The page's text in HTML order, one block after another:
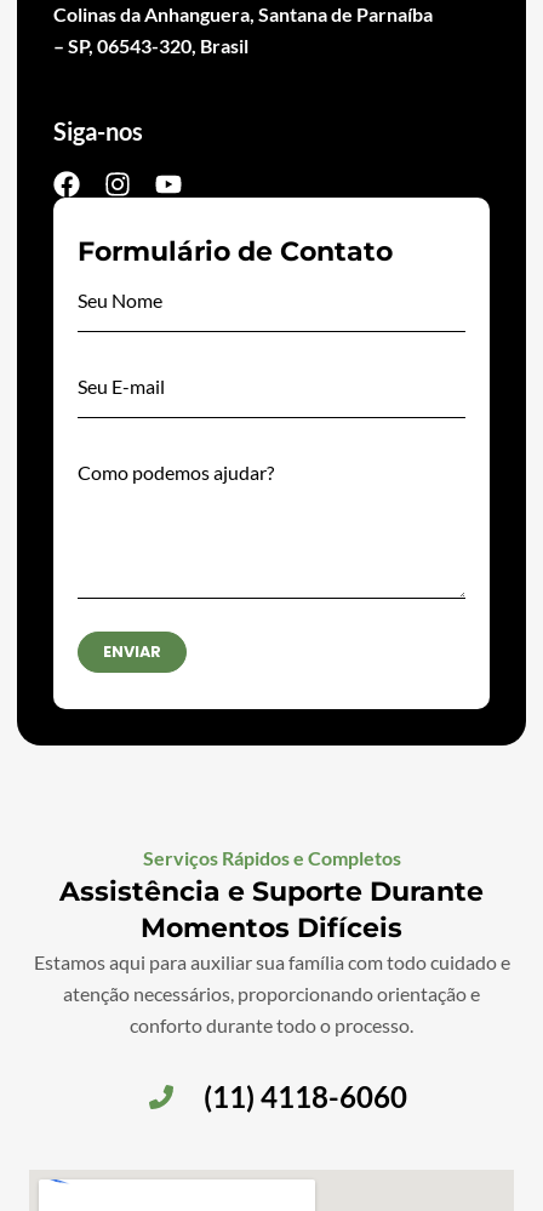
Colinas da Anhanguera, Santana de Parnaíba
– SP, 06543-320, Brasil
Siga-nos
Formulário de Contato
ENVIAR
Serviços Rápidos e Completos
Assistência e Suporte Durante
Momentos Difíceis
Estamos aqui para auxiliar sua família com todo cuidado e
atenção necessários, proporcionando orientação e
conforto durante todo o processo.
(11) 4118-6060